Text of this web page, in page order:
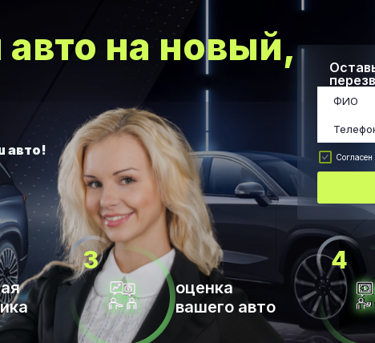
на новый,
оценка
вашего авто